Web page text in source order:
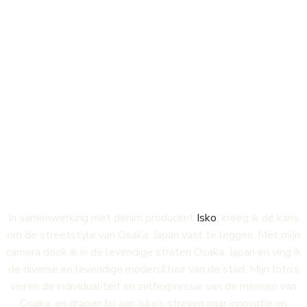
In samenwerking met denim producent Isko, kreeg ik de kans
om de streetstyle van Osaka, Japan vast te leggen. Met mijn
camera dook ik in de levendige straten Osaka, Japan en ving ik
de diverse en levendige modecultuur van de stad. Mijn foto’s
vieren de individualiteit en zelfexpressie van de mensen van
Osaka, en dragen bij aan Isko’s streven naar innovatie en